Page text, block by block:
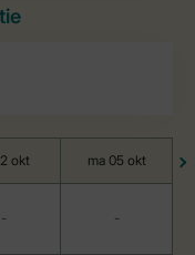
okt ma 05 okt
- -